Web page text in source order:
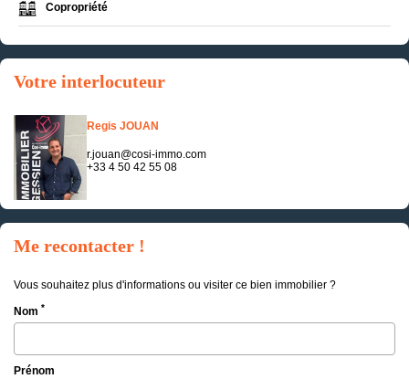
Copropriété
Votre interlocuteur
Regis JOUAN
r.jouan@cosi-immo.com
+33 4 50 42 55 08
Me recontacter !
Vous souhaitez plus d'informations ou visiter ce bien immobilier ?
Nom *
Prénom